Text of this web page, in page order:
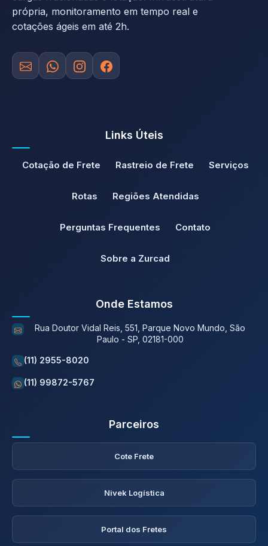
própria, monitoramento em tempo real e
cotações ágeis em até 2h.
Links Úteis
Cotação de Frete Rastreio de Frete Serviços
Rotas Regiões Atendidas
Perguntas Frequentes Contato
Sobre a Zurcad
Onde Estamos
Rua Doutor Vidal Reis, 551, Parque Novo Mundo, São
Paulo - SP, 02181-000
(11) 2955-8020
(11) 99872-5767
Parceiros
Cote Frete
Nivek Logística
Portal dos Fretes